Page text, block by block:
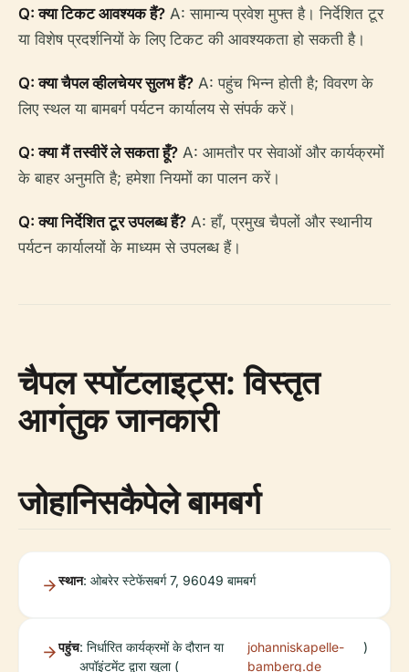
Q: क्या टिकट आवश्यक हैं? A: सामान्य प्रवेश मुफ्त है। निर्देशित टूर
या विशेष प्रदर्शनियों के लिए टिकट की आवश्यकता हो सकती है।
Q: क्या चैपल व्हीलचेयर सुलभ हैं? A: पहुंच भिन्न होती है; विवरण के
लिए स्थल या बामबर्ग पर्यटन कार्यालय से संपर्क करें।
Q: क्या मैं तस्वीरें ले सकता हूँ? A: आमतौर पर सेवाओं और कार्यक्रमों
के बाहर अनुमति है; हमेशा नियमों का पालन करें।
Q: क्या निर्देशित टूर उपलब्ध हैं? A: हाँ, प्रमुख चैपलों और स्थानीय
पर्यटन कार्यालयों के माध्यम से उपलब्ध हैं।
चैपल स्पॉटलाइट्स: विस्तृत
आगंतुक जानकारी
जोहानिसकैपेले बामबर्ग
स्थान: ओबरेर स्टेफेंसबर्ग 7, 96049 बामबर्ग
पहुंच: निर्धारित कार्यक्रमों के दौरान या
अपॉइंटमेंट द्वारा खुला (
johanniskapelle-
bamberg.de
)